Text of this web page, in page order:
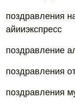
поздравления
айииэкспресс
поздравление
поздравления
поздравления